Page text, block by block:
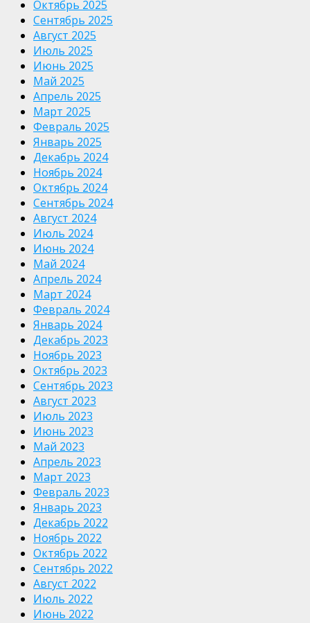
Октябрь 2025
Сентябрь 2025
Август 2025
Июль 2025
Июнь 2025
Май 2025
Апрель 2025
Март 2025
Февраль 2025
Январь 2025
Декабрь 2024
Ноябрь 2024
Октябрь 2024
Сентябрь 2024
Август 2024
Июль 2024
Июнь 2024
Май 2024
Апрель 2024
Март 2024
Февраль 2024
Январь 2024
Декабрь 2023
Ноябрь 2023
Октябрь 2023
Сентябрь 2023
Август 2023
Июль 2023
Июнь 2023
Май 2023
Апрель 2023
Март 2023
Февраль 2023
Январь 2023
Декабрь 2022
Ноябрь 2022
Октябрь 2022
Сентябрь 2022
Август 2022
Июль 2022
Июнь 2022